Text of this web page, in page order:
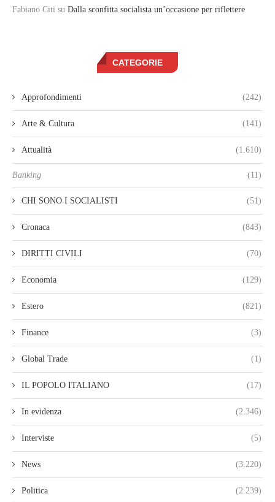
Fabiano Citi su Dalla sconfitta socialista un’occasione per riflettere
CATEGORIE
Approfondimenti (242)
Arte & Cultura (141)
Attualità (1.610)
Banking (11)
CHI SONO I SOCIALISTI (51)
Cronaca (843)
DIRITTI CIVILI (70)
Economia (129)
Estero (821)
Finance (3)
Global Trade (1)
IL POPOLO ITALIANO (17)
In evidenza (2.346)
Interviste (5)
News (3.220)
Politica (2.239)